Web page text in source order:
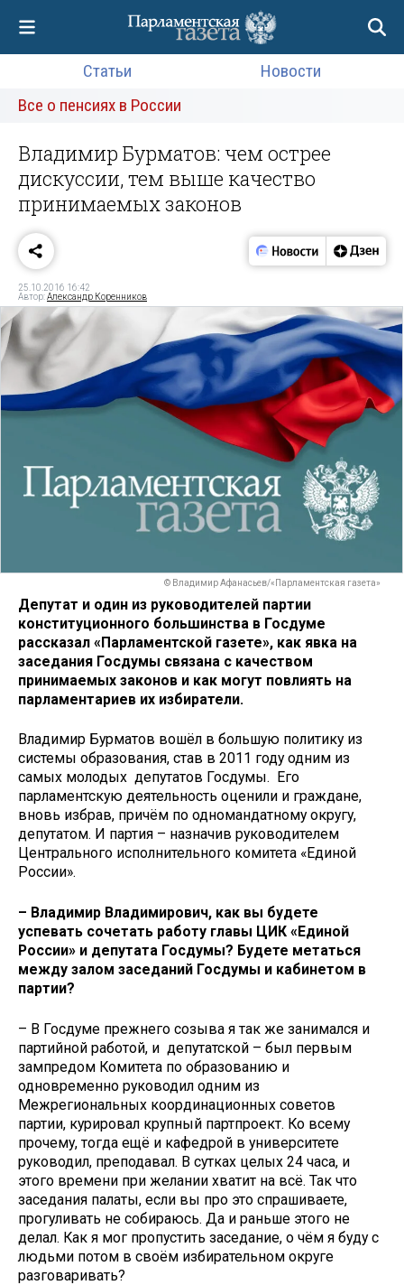
Статьи
Новости
Все о пенсиях в России
Владимир Бурматов: чем острее
дискуссии, тем выше качество
принимаемых законов
25.10.2016 16:42
Автор:Александр Коренников
© Владимир Афанасьев/«Парламентская газета»
Депутат и один из руководителей партии
конституционного большинства в Госдуме
рассказал «Парламентской газете», как явка на
заседания Госдумы связана с качеством
принимаемых законов и как могут повлиять на
парламентариев их избиратели.
Владимир Бурматов вошёл в большую политику из
системы образования, став в 2011 году одним из
самых молодых депутатов Госдумы. Его
парламентскую деятельность оценили и граждане,
вновь избрав, причём по одномандатному округу,
депутатом. И партия – назначив руководителем
Центрального исполнительного комитета «Единой
России».
– Владимир Владимирович, как вы будете
успевать сочетать работу главы ЦИК «Единой
России» и депутата Госдумы? Будете метаться
между залом заседаний Госдумы и кабинетом в
партии?
– В Госдуме прежнего созыва я так же занимался и
партийной работой, и депутатской – был первым
зампредом Комитета по образованию и
одновременно руководил одним из
Межрегиональных координационных советов
партии, курировал крупный партпроект. Ко всему
прочему, тогда ещё и кафедрой в университете
руководил, преподавал. В сутках целых 24 часа, и
этого времени при желании хватит на всё. Так что
заседания палаты, если вы про это спрашиваете,
прогуливать не собираюсь. Да и раньше этого не
делал. Как я мог пропустить заседание, о чём я буду с
людьми потом в своём избирательном округе
разговаривать?